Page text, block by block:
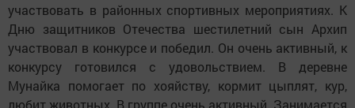
участвовать в районных спортивных мероприятиях. К
Дню защитников Отечества шестилетний сын Архип
участвовал в конкурсе и победил. Он очень активный, к
конкурсу готовился с удовольствием. В деревне
Мунайка помогает по хояйству, кормит цыплят, кур,
любит животных. В группе очень активный. Занимается